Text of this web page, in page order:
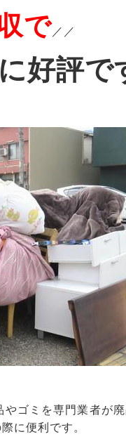
で ／／
好評で
ゴミを専門業者が
に便利です。